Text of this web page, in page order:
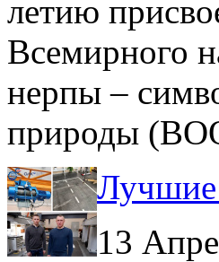
летию
Всемирного
нерпы –
природы
13